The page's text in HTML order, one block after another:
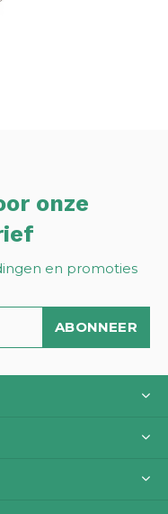
onze
en promoties
ABONNEER